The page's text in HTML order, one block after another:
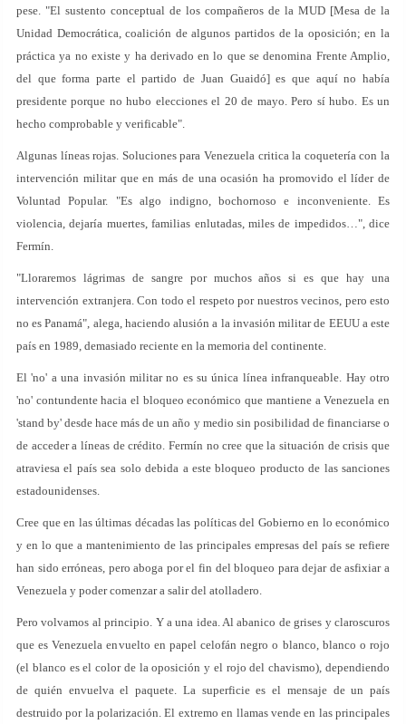
pese. "El sustento conceptual de los compañeros de la MUD [Mesa de la
Unidad Democrática, coalición de algunos partidos de la oposición; en la
práctica ya no existe y ha derivado en lo que se denomina Frente Amplio,
del que forma parte el partido de Juan Guaidó] es que aquí no había
presidente porque no hubo elecciones el 20 de mayo. Pero sí hubo. Es un
hecho comprobable y verificable".
Algunas líneas rojas. Soluciones para Venezuela critica la coquetería con la
intervención militar que en más de una ocasión ha promovido el líder de
Voluntad Popular. "Es algo indigno, bochornoso e inconveniente. Es
violencia, dejaría muertes, familias enlutadas, miles de impedidos…", dice
Fermín.
"Lloraremos lágrimas de sangre por muchos años si es que hay una
intervención extranjera. Con todo el respeto por nuestros vecinos, pero esto
no es Panamá", alega, haciendo alusión a la invasión militar de EEUU a este
país en 1989, demasiado reciente en la memoria del continente.
El 'no' a una invasión militar no es su única línea infranqueable. Hay otro
'no' contundente hacia el bloqueo económico que mantiene a Venezuela en
'stand by' desde hace más de un año y medio sin posibilidad de financiarse o
de acceder a líneas de crédito. Fermín no cree que la situación de crisis que
atraviesa el país sea solo debida a este bloqueo producto de las sanciones
estadounidenses.
Cree que en las últimas décadas las políticas del Gobierno en lo económico
y en lo que a mantenimiento de las principales empresas del país se refiere
han sido erróneas, pero aboga por el fin del bloqueo para dejar de asfixiar a
Venezuela y poder comenzar a salir del atolladero.
Pero volvamos al principio. Y a una idea. Al abanico de grises y claroscuros
que es Venezuela envuelto en papel celofán negro o blanco, blanco o rojo
(el blanco es el color de la oposición y el rojo del chavismo), dependiendo
de quién envuelva el paquete. La superficie es el mensaje de un país
destruido por la polarización. El extremo en llamas vende en las principales